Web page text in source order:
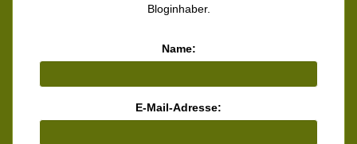
Bloginhaber.
Name:
E-Mail-Adresse: